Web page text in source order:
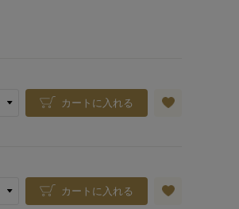
カートに入れる
カートに入れる